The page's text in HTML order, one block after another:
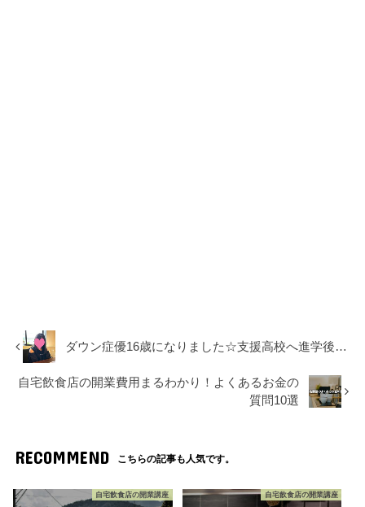
ダウン症優16歳になりました☆支援高校へ進学後…
自宅飲食店の開業費用まるわかり！よくあるお金の
質問10選
RECOMMEND こちらの記事も人気です。
自宅飲食店の開業講座 自宅飲食店の開業講座